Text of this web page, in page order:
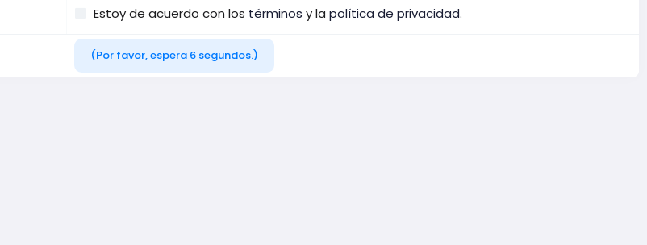
Estoy de acuerdo con los términos y la política de privacidad.
(Por favor, espera 6 segundos.)